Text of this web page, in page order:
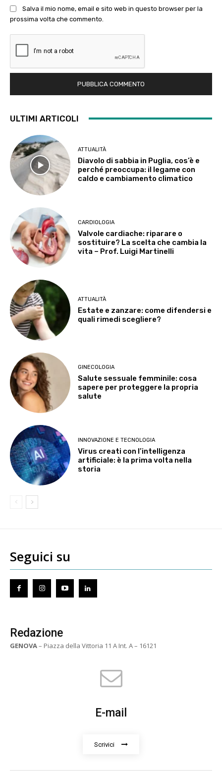
Salva il mio nome, email e sito web in questo browser per la
prossima volta che commento.
ULTIMI ARTICOLI
ATTUALITÀ
Diavolo di sabbia in Puglia, cos’è e
perché preoccupa: il legame con
caldo e cambiamento climatico
CARDIOLOGIA
Valvole cardiache: riparare o
sostituire? La scelta che cambia la
vita – Prof. Luigi Martinelli
ATTUALITÀ
Estate e zanzare: come difendersi e
quali rimedi scegliere?
GINECOLOGIA
Salute sessuale femminile: cosa
sapere per proteggere la propria
salute
INNOVAZIONE E TECNOLOGIA
Virus creati con l’intelligenza
artificiale: è la prima volta nella
storia
Seguici su
Redazione
GENOVA– Piazza della Vittoria 11 A Int. A – 16121
E-mail
Scrivici